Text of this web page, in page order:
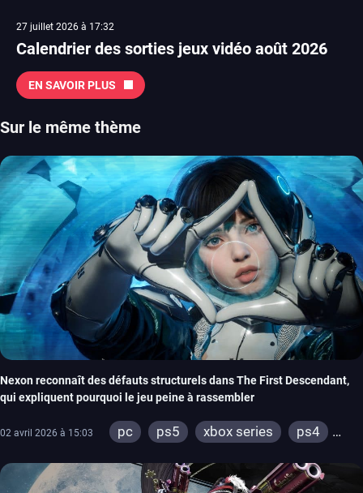
27 juillet 2026 à 17:32
Calendrier des sorties jeux vidéo août 2026
EN SAVOIR PLUS
Sur le même thème
Nexon reconnaît des défauts structurels dans The First Descendant,
qui expliquent pourquoi le jeu peine à rassembler
02 avril 2026 à 15:03 pc ps5 xbox series
ps4